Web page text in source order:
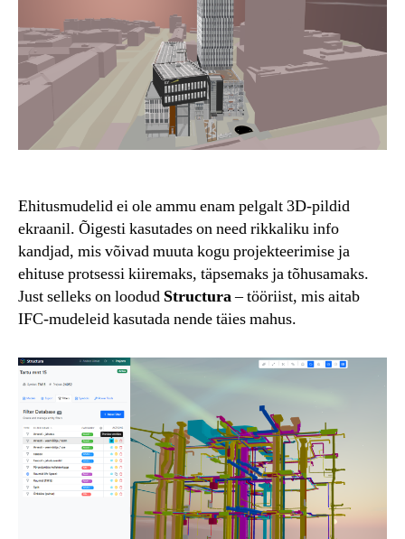
Ehitusmudelid ei ole ammu enam pelgalt 3D-pildid
ekraanil. Õigesti kasutades on need rikkaliku info
kandjad, mis võivad muuta kogu projekteerimise ja
ehituse protsessi kiiremaks, täpsemaks ja tõhusamaks.
Just selleks on loodud Structura– tööriist, mis aitab
IFC-mudeleid kasutada nende täies mahus.